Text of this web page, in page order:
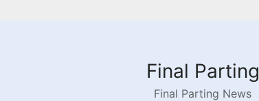
Final Parting
Final Parting News